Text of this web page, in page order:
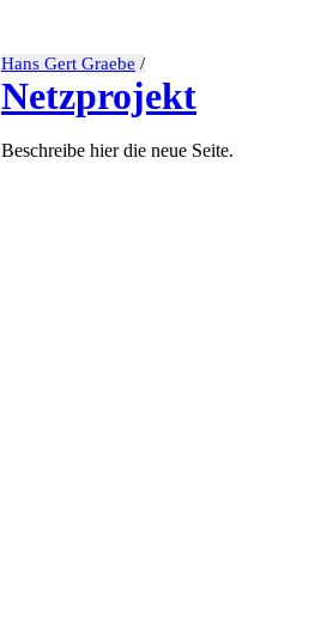
Hans Gert Graebe /
Netzprojekt
Beschreibe hier die neue Seite.